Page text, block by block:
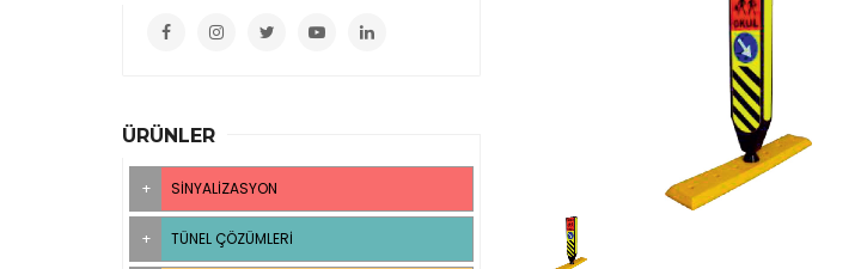
ÜRÜNLER
SINYALIZASYON
TÜNEL ÇÖZÜMLERI